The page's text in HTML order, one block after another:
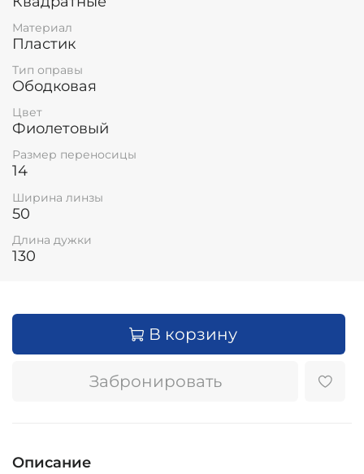
Материал
Пластик
Тип оправы
Ободковая
Цвет
Фиолетовый
Размер переносицы
14
Ширина линзы
50
Длина дужки
130
В корзину
Забронировать
Описание